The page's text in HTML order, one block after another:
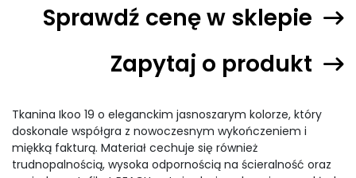
Sprawdź cenę w sklepie
Zapytaj o produkt
Tkanina Ikoo 19 o eleganckim jasnoszarym kolorze, który
doskonale współgra z nowoczesnym wykończeniem i
miękką fakturą. Materiał cechuje się również
trudnopalnością, wysoka odpornością na ścieralność oraz